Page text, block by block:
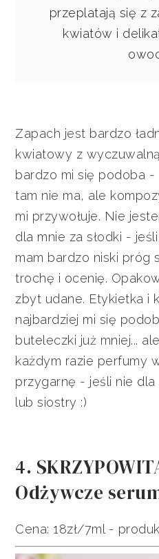
przeplatają się z
kwiatów i
Zapach jest bardzo
kwiatowy z
bardzo mi się podoba
tam nie ma, ale
mi przywołuje. Nie
dla mnie za słodki -
mam bardzo niski próg
trochę i ocenię.
zbyt udane. Etykietka i
najbardziej mi się
buteleczki już mniej...
każdym razie perfumy
przygarnę - jeśli nie
lub siostry :)
4.
Odżywcze
Cena: 18zł/7ml -